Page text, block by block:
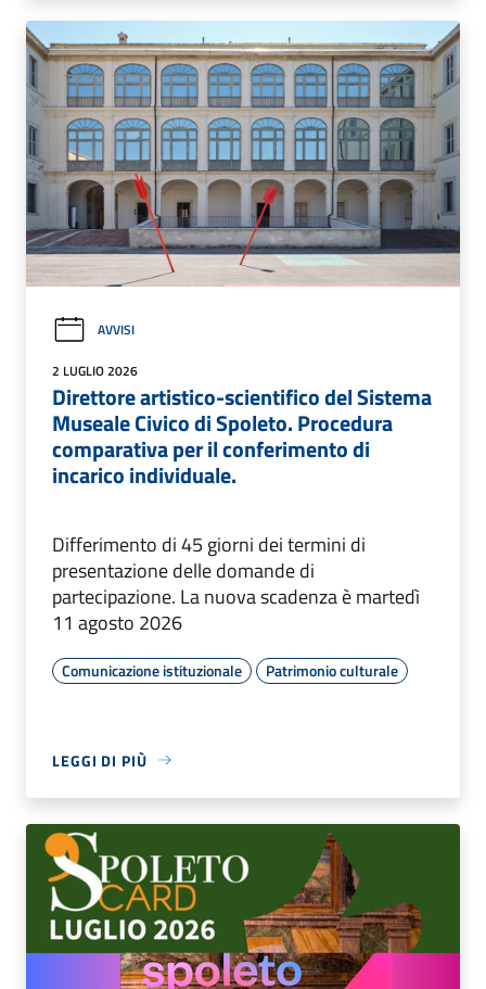
AVVISI
2 LUGLIO 2026
Direttore artistico-scientifico del Sistema
Museale Civico di Spoleto. Procedura
comparativa per il conferimento di
incarico individuale.
Differimento di 45 giorni dei termini di
presentazione delle domande di
partecipazione. La nuova scadenza è martedì
11 agosto 2026
Comunicazione istituzionale Patrimonio culturale
LEGGI DI PIÙ